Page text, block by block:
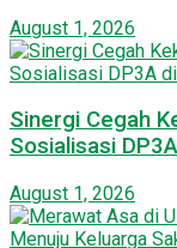
August 1, 2026
Sinergi Cegah
Sosialisasi
August 1, 2026